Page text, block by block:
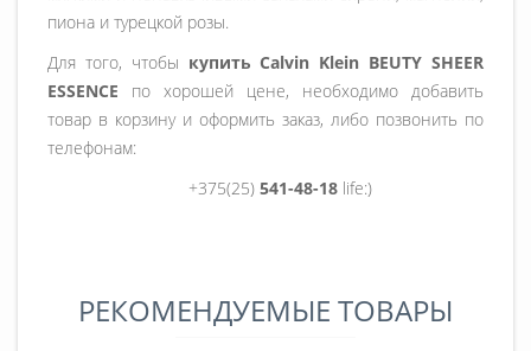
пиона и турецкой розы.
Для того, чтобы купить Calvin Klein BEUTY SHEER
ESSENCE по хорошей цене, необходимо добавить
товар в корзину и оформить заказ, либо позвонить по
телефонам:
+375(25) 541-48-18 life:)
РЕКОМЕНДУЕМЫЕ ТОВАРЫ